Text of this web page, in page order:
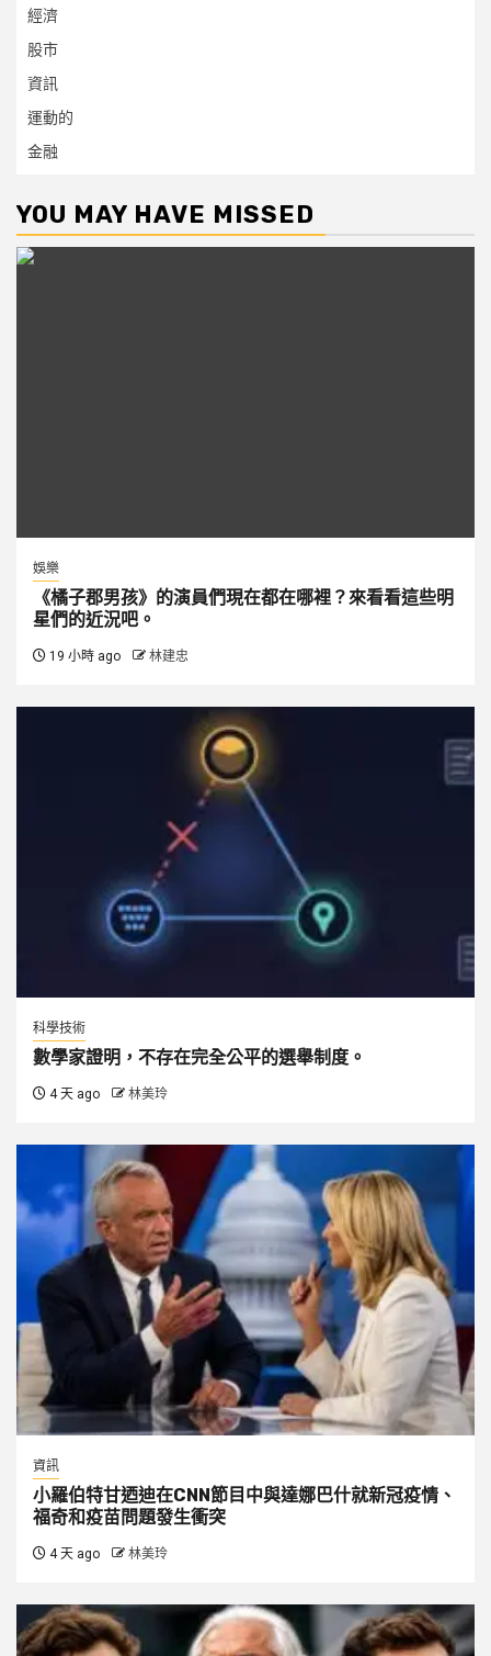
經濟
股市
資訊
運動的
金融
YOU MAY HAVE MISSED
娛樂
《橘子郡男孩》的演員們現在都在哪裡？來看看這些明
星們的近況吧。
19 小時 ago 林建忠
科學技術
數學家證明，不存在完全公平的選舉制度。
4 天 ago 林美玲
資訊
小羅伯特甘迺迪在CNN節目中與達娜巴什就新冠疫情、
福奇和疫苗問題發生衝突
4 天 ago 林美玲